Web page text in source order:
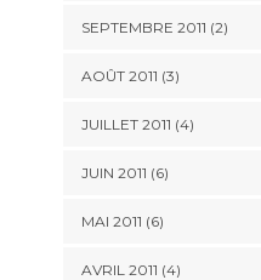
SEPTEMBRE 2011 (2)
AOÛT 2011 (3)
JUILLET 2011 (4)
JUIN 2011 (6)
MAI 2011 (6)
AVRIL 2011 (4)